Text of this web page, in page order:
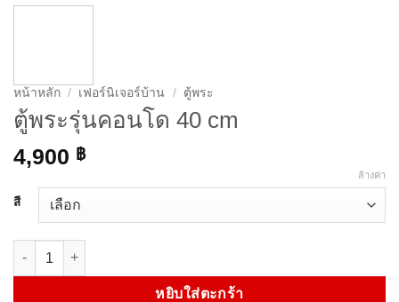
หน้าหลัก / เฟอร์นิเจอร์บ้าน / ตู้พระ
ตู้พระรุ่นคอนโด 40 cm
4,900 ฿
สี
ล้างค่า
หยิบใส่ตะกร้า